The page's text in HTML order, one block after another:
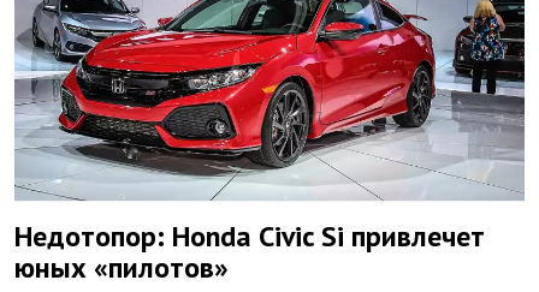
Недотопор: Honda Civic Si привлечет
юных «пилотов»